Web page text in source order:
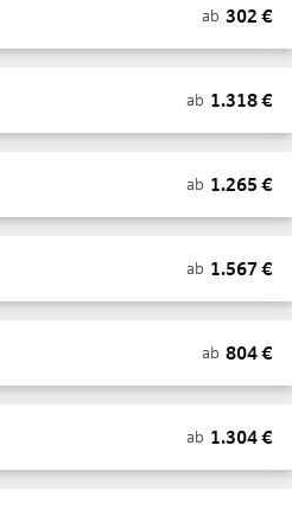
ab 302 €
ab 1.318€
ab 1.265 €
ab 1.567 €
ab 804€
ab 1.304€